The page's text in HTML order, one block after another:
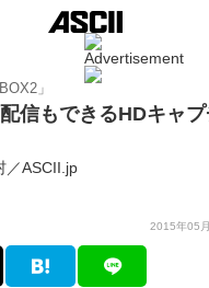
」
信もできるHDキャ
ASCII.jp
2015年05